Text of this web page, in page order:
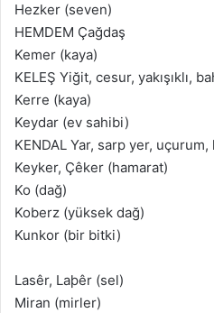
Hezker (seven)
HEMDEM Çağdaş
Kemer (kaya)
KELEŞ Yiğit, cesur, yakışıklı,
Kerre (kaya)
Keydar (ev sahibi)
KENDAL Yar, sarp yer, uçurum,
Keyker, Çêker (hamarat)
Ko (dağ)
Koberz (yüksek dağ)
Kunkor (bir bitki)
Lasêr, Laþêr (sel)
Miran (mirler)